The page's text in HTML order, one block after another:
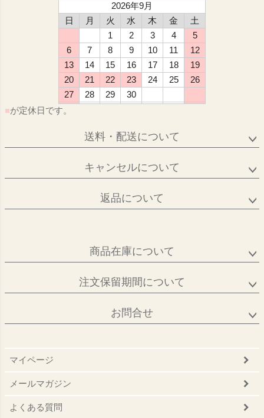
2026年9月
日
月 火 水 木 金
土
1
2 3 4
5
6
7 8 9 10 11
12
13
14 15 16 17 18
19
20
21 22 23 24 25
26
27
28 29
30
■が定休日です。
送料・配送について
キャンセルについて
返品について
商品在庫について
注文保留期間について
お問合せ
マイページ
メールマガジン
よくある質問